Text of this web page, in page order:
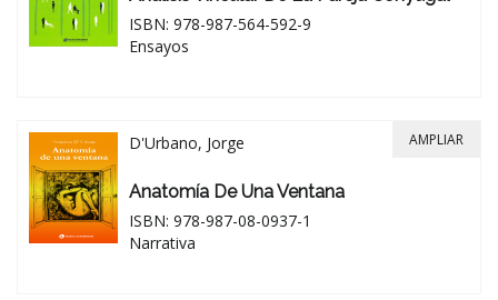
ISBN: 978-987-564-592-9
Ensayos
D'Urbano, Jorge
Anatomía De Una Ventana
ISBN: 978-987-08-0937-1
Narrativa
AMPLIAR